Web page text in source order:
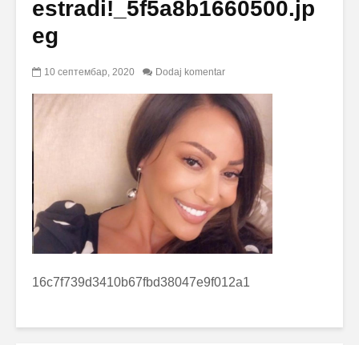
estradi!_5f5a8b1660500.jp
eg
10 септембар, 2020 Dodaj komentar
16c7f739d3410b67fbd38047e9f012a1